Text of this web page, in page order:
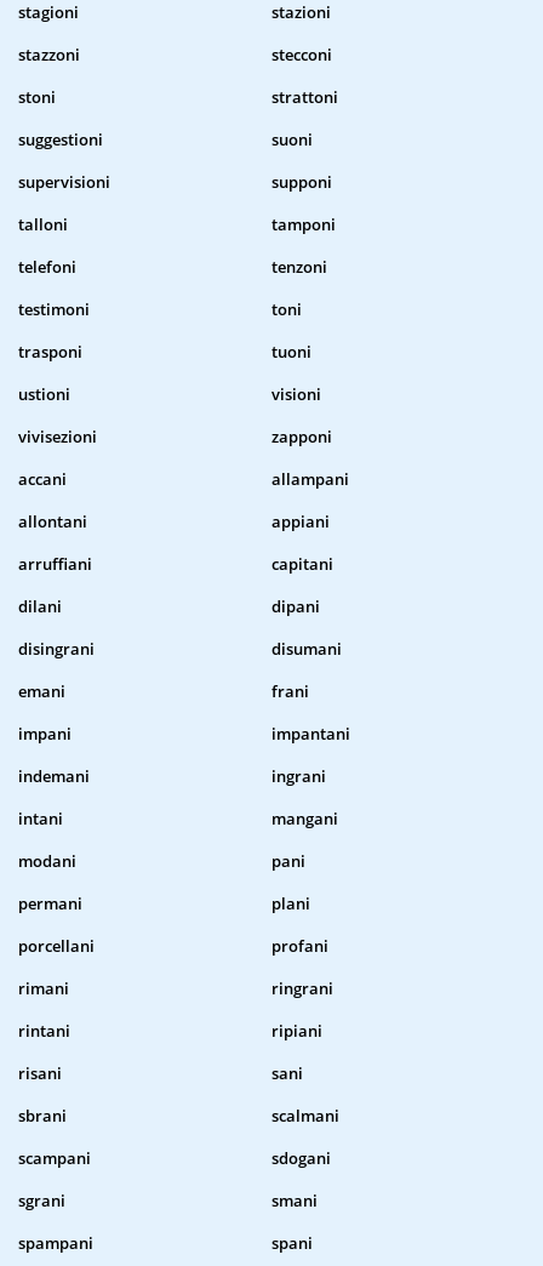
stagioni
stazioni
stazzoni
stecconi
stoni
strattoni
suggestioni
suoni
supervisioni
supponi
talloni
tamponi
telefoni
tenzoni
testimoni
toni
trasponi
tuoni
ustioni
visioni
vivisezioni
zapponi
accani
allampani
allontani
appiani
arruffiani
capitani
dilani
dipani
disingrani
disumani
emani
frani
impani
impantani
indemani
ingrani
intani
mangani
modani
pani
permani
plani
porcellani
profani
rimani
ringrani
rintani
ripiani
risani
sani
sbrani
scalmani
scampani
sdogani
sgrani
smani
spampani
spani